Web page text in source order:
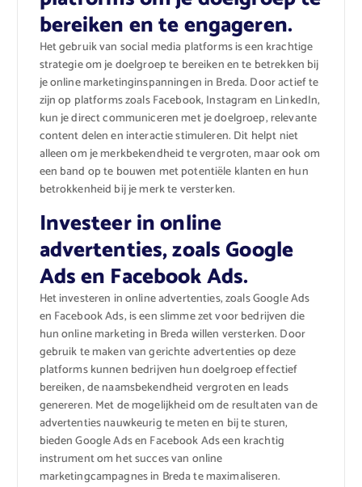
bereiken en te engageren.
Het gebruik van social media platforms is een krachtige
strategie om je doelgroep te bereiken en te betrekken bij
je online marketinginspanningen in Breda. Door actief te
zijn op platforms zoals Facebook, Instagram en LinkedIn,
kun je direct communiceren met je doelgroep, relevante
content delen en interactie stimuleren. Dit helpt niet
alleen om je merkbekendheid te vergroten, maar ook om
een band op te bouwen met potentiële klanten en hun
betrokkenheid bij je merk te versterken.
Investeer in online
advertenties, zoals Google
Ads en Facebook Ads.
Het investeren in online advertenties, zoals Google Ads
en Facebook Ads, is een slimme zet voor bedrijven die
hun online marketing in Breda willen versterken. Door
gebruik te maken van gerichte advertenties op deze
platforms kunnen bedrijven hun doelgroep effectief
bereiken, de naamsbekendheid vergroten en leads
genereren. Met de mogelijkheid om de resultaten van de
advertenties nauwkeurig te meten en bij te sturen,
bieden Google Ads en Facebook Ads een krachtig
instrument om het succes van online
marketingcampagnes in Breda te maximaliseren.